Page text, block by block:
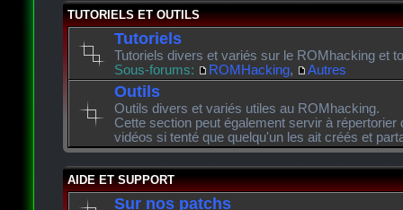
TUTORIELS ET OUTILS
Tutoriels
Tutoriels divers et variés sur le ROMhacking et
Sous-forums:
ROMHacking, Autres
Outils
Outils divers et variés utiles au ROMhacking.
Cette section peut également servir à
vidéos si tenté que quelqu'un les ait créés et
AIDE ET SUPPORT
Sur nos patchs